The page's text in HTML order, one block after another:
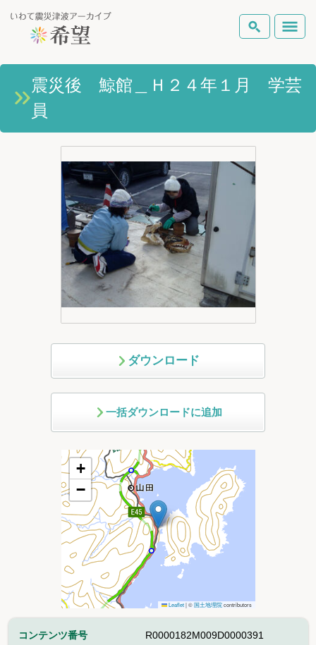
いわて震災津波アーカイブとは
岩手県の被害状況
ピックアップコンテンツ
Foreign Laguage
検索
震災後 鯨館＿Ｈ２４年１月 学芸
員
ダウンロード
一括ダウンロードに追加
+
−
Leaflet |©国土地理院contributors
コンテンツ番号 R0000182M009D0000391